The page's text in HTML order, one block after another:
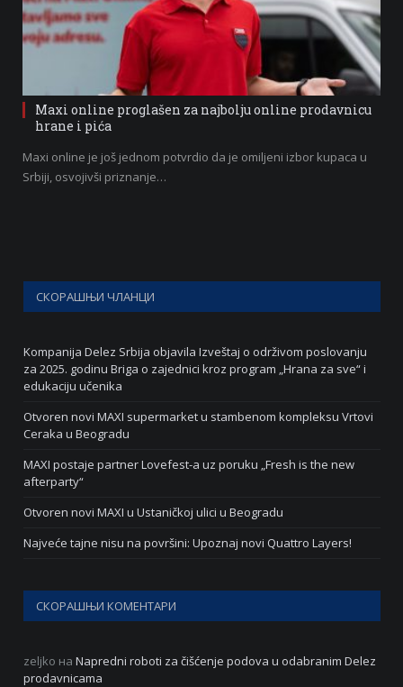
Maxi online proglašen za najbolju online prodavnicu
hrane i pića
Maxi online je još jednom potvrdio da je omiljeni izbor kupaca u
Srbiji, osvojivši priznanje…
СКОРАШЊИ ЧЛАНЦИ
Kompanija Delez Srbija objavila Izveštaj o održivom poslovanju
za 2025. godinu Briga o zajednici kroz program „Hrana za sve“ i
edukaciju učenika
Otvoren novi MAXI supermarket u stambenom kompleksu Vrtovi
Ceraka u Beogradu
MAXI postaje partner Lovefest-a uz poruku „Fresh is the new
afterparty“
Otvoren novi MAXI u Ustaničkoj ulici u Beogradu
Najveće tajne nisu na površini: Upoznaj novi Quattro Layers!
СКОРАШЊИ КОМЕНТАРИ
zeljko на Napredni roboti za čišćenje podova u odabranim Delez
prodavnicama